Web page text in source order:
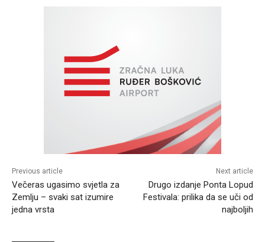
Previous article
Večeras ugasimo svjetla za
Zemlju – svaki sat izumire
jedna vrsta
Next article
Drugo izdanje Ponta Lopud
Festivala: prilika da se uči od
najboljih